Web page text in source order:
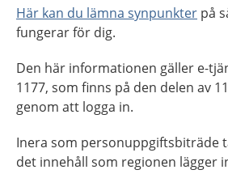
Här kan du lämna synpunkter på
fungerar för dig.
Den här informationen gäller e-
1177, som finns på den delen av
genom att logga in.
Inera som personuppgiftsbiträde
det innehåll som regionen lägger